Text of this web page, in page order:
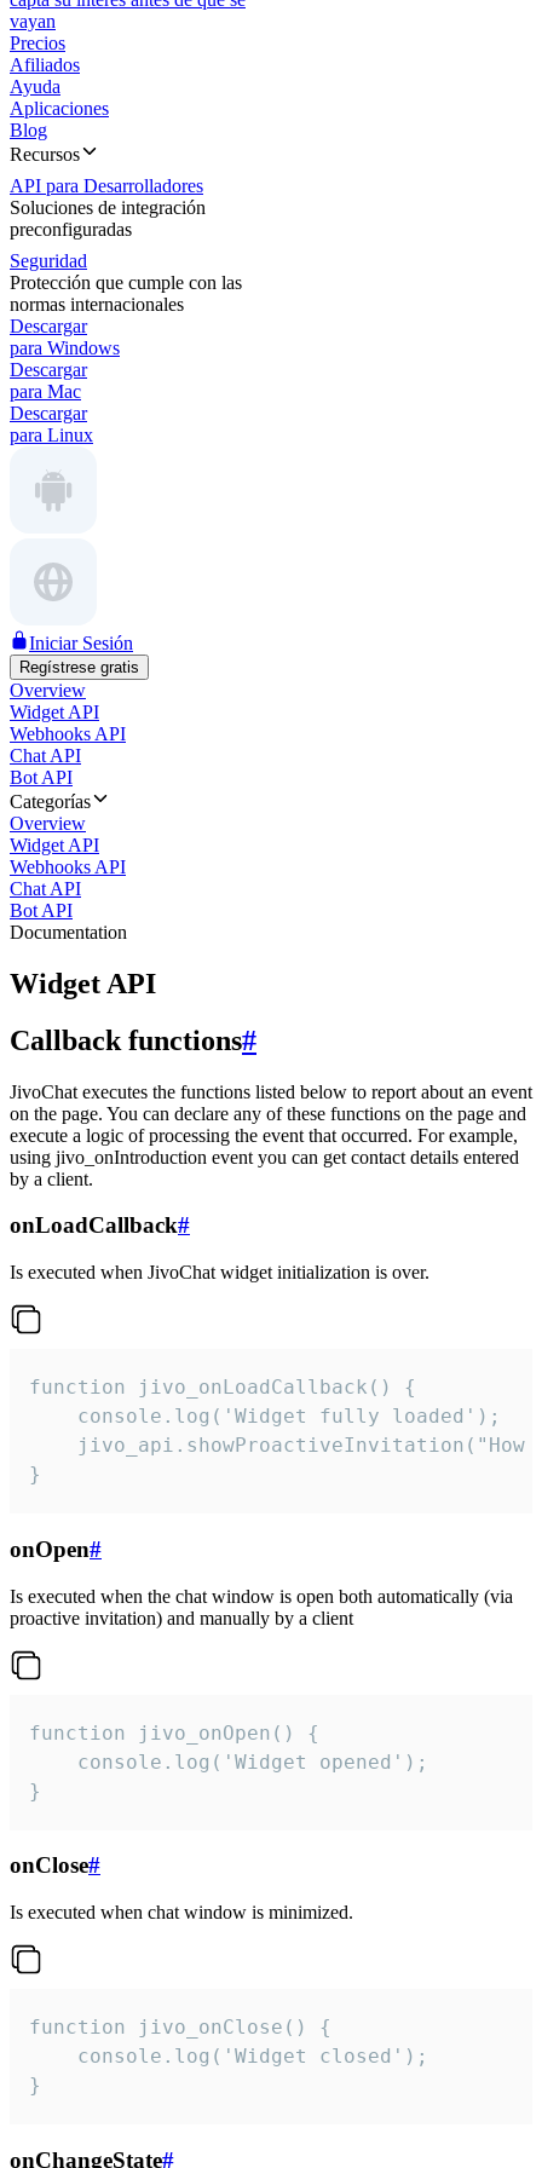
vayan
Precios
Afiliados
Ayuda
Aplicaciones
Blog
Recursos
API para Desarrolladores
Soluciones de integración
preconfiguradas
Seguridad
Protección que cumple con las
normas internacionales
Descargar
para Windows
Descargar
para Mac
Descargar
para Linux
Iniciar Sesión
Regístrese gratis
Overview
Widget API
Webhooks API
Chat API
Bot API
Categorías
Overview
Widget API
Webhooks API
Chat API
Bot API
Documentation
Widget API
Callback functions#
JivoChat executes the functions listed below to report about an event
on the page. You can declare any of these functions on the page and
execute a logic of processing the event that occurred. For example,
using jivo_onIntroduction event you can get contact details entered
by a client.
onLoadCallback#
Is executed when JivoChat widget initialization is over.
function jivo_onLoadCallback() {
    console.log('Widget fully loaded');
jivo_api.showProactiveInvitation("How
}
onOpen#
Is executed when the chat window is open both automatically (via
proactive invitation) and manually by a client
function jivo_onOpen() {
    console.log('Widget opened');
}
onClose#
Is executed when chat window is minimized.
function jivo_onClose() {
    console.log('Widget closed');
}
onChangeState#